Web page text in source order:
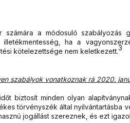
a módosuló
ha a
kötelezettsége nem keletkezett.3
szabályok vonatkoznak rá 2020.
biztosít minden olyan
törvényszék által nyilvántartásba
jogállást szereznek, és ezt